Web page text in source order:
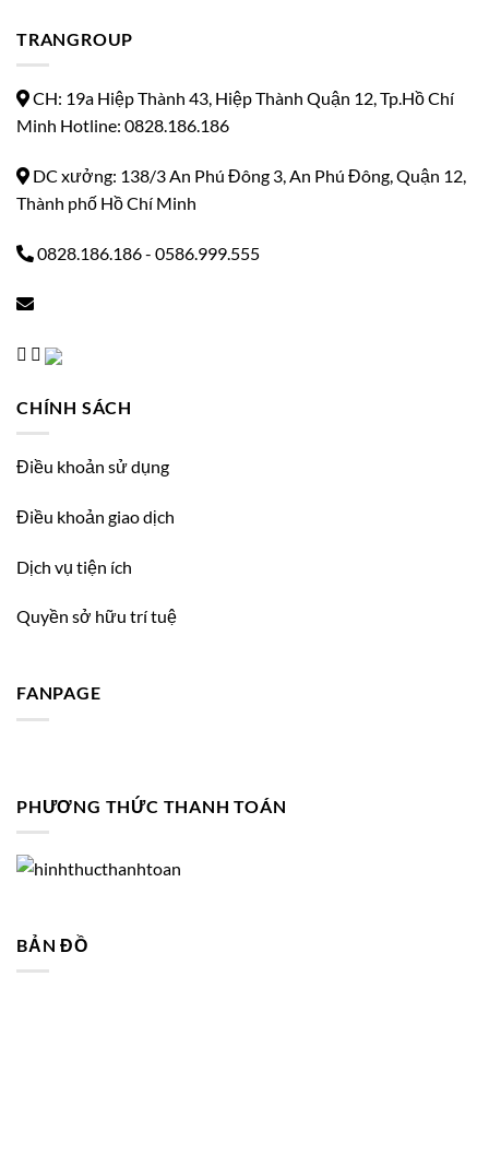
TRANGROUP
CH: 19a Hiệp Thành 43, Hiệp Thành Quận 12, Tp.Hồ Chí
Minh Hotline: 0828.186.186
DC xưởng: 138/3 An Phú Đông 3, An Phú Đông, Quận 12,
Thành phố Hồ Chí Minh
0828.186.186- 0586.999.555
CHÍNH SÁCH
Điều khoản sử dụng
Điều khoản giao dịch
Dịch vụ tiện ích
Quyền sở hữu trí tuệ
FANPAGE
PHƯƠNG THỨC THANH TOÁN
BẢN ĐỒ